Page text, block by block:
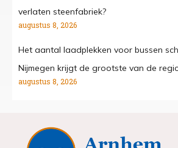
verlaten steenfabriek?
augustus 8, 2026
Het aantal laadplekken voor bussen
Nijmegen krijgt de grootste van de
augustus 8, 2026